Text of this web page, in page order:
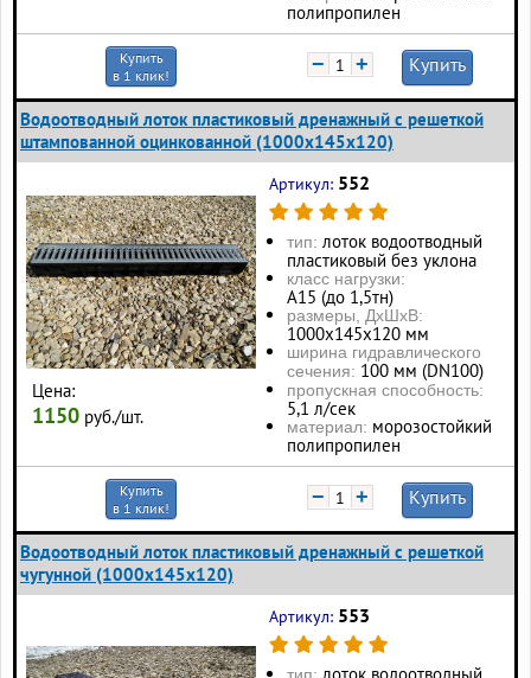
полипропилен
Купить
в 1 клик!
− + Купить
Водоотводный лоток пластиковый дренажный с решеткой
штампованной оцинкованной (1000x145x120)
Цена:
1150 руб./шт.
Артикул: 552
тип: лоток водоотводный
пластиковый без уклона
класс нагрузки:
А15 (до 1,5тн)
размеры, ДхШхВ:
1000х145х120 мм
ширина гидравлического
сечения: 100 мм (DN100)
пропускная способность:
5,1 л/сек
материал: морозостойкий
полипропилен
Купить
в 1 клик!
− + Купить
Водоотводный лоток пластиковый дренажный с решеткой
чугунной (1000x145x120)
Артикул: 553
тип: лоток водоотводный